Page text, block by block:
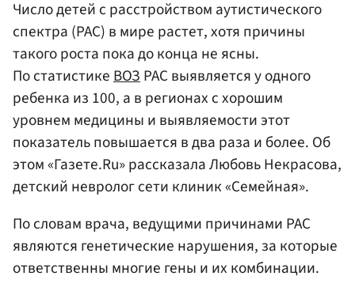
Число детей с расстройством аутистического
спектра (РАС) в мире растет, хотя причины
такого роста пока до конца не ясны.
По статистикеВОЗРАС выявляется у одного
ребенка из 100, а в регионах с хорошим
уровнем медицины и выявляемости этот
показатель повышается в два раза и более. Об
этом «Газете.Ru» рассказала Любовь Некрасова,
детский невролог сети клиник «Семейная».
По словам врача, ведущими причинами РАС
являются генетические нарушения, за которые
ответственны многие гены и их комбинации.